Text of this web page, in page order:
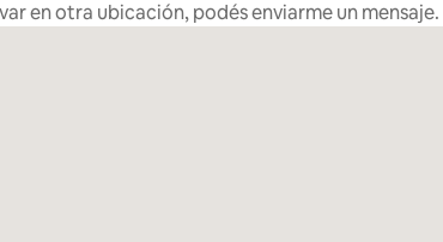
en otra ubicación, podés enviarme un mensaje.